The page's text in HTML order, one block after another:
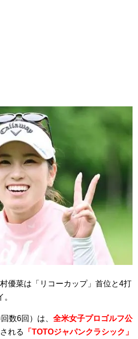
優菜は「リコーカップ」首位と4打
回数6回）は、 全米女子プロゴルフ公
れる
「TOTOジャパンクラシック」